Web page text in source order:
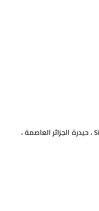
07 شارع بلقاسم عمراني Site Sider ، حيدرة الجزائر العاصمة ،